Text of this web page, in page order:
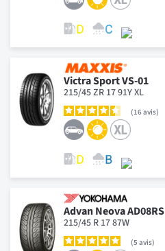
Victra Sport VS-01
215/45 ZR 17 91Y XL
16avis
Advan Neova AD08RS
215/45 R 17 87W
5 avis